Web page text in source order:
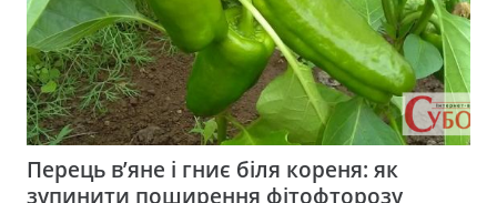
Перець в’яне і гниє біля кореня: як
зупинити поширення фітофторозу